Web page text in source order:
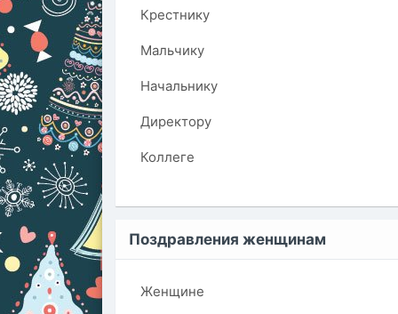
Крестнику
Мальчику
Начальнику
Директору
Коллеге
Поздравления женщинам
Женщине